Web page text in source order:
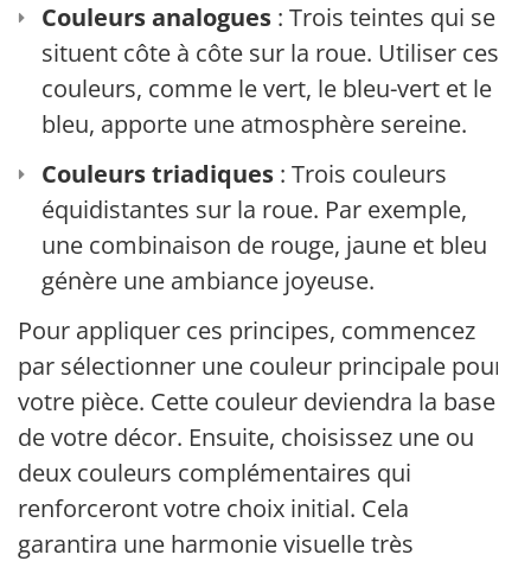
Couleurs analogues : Trois teintes qui se
situent côte à côte sur la roue. Utiliser ces
couleurs, comme le vert, le bleu-vert et le
bleu, apporte une atmosphère sereine.
Couleurs triadiques : Trois couleurs
équidistantes sur la roue. Par exemple,
une combinaison de rouge, jaune et bleu
génère une ambiance joyeuse.
Pour appliquer ces principes, commencez
par sélectionner une couleur principale pour
votre pièce. Cette couleur deviendra la base
de votre décor. Ensuite, choisissez une ou
deux couleurs complémentaires qui
renforceront votre choix initial. Cela
garantira une harmonie visuelle très